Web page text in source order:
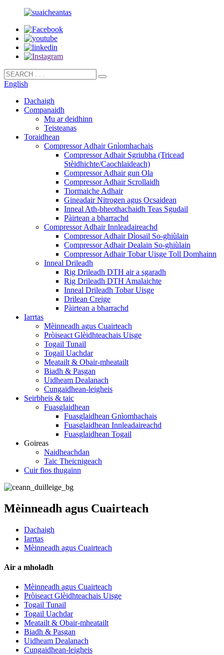
English
Dachaigh
Companaidh
Mu ar deidhinn
Teisteanas
Toraidhean
Compressor Adhair Gnìomhachais
Compressor Adhair Sgriubha (Tricead
Stèidhichte/Caochlaideach)
Compressor Adhair gun Ola
Compressor Adhair Scrollaidh
Tiormaiche Adhair
Gineadair Nitrogen agus Ocsaidean
Inneal Ath-bheothachaidh Teas Sgudail
Pàirtean a bharrachd
Compressor Adhair Innleadaireachd
Compressor Adhair Dìosail So-ghiùlain
Compressor Adhair Dealain So-ghiùlain
Compressor Adhair Tobar Uisge Toll Domhainn
Inneal Drileadh
Rig Drileadh DTH air a sgaradh
Rig Drileadh DTH Amalaichte
Inneal Drileadh Tobar Uisge
Drilean Creige
Pàirtean a bharrachd
Iarrtas
Mèinneadh agus Cuairteach
Pròiseact Glèidhteachais Uisge
Togail Tunail
Togail Uachdar
Meatailt & Obair-mheatailt
Biadh & Pasgan
Uidheam Dealanach
Cungaidhean-leigheis
Seirbheis & taic
Fuasglaidhean
Fuasglaidhean Gnìomhachais
Fuasglaidhean Innleadaireachd
Fuasglaidhean Togail
Goireas
Naidheachdan
Taic Theicnigeach
Cuir fios thugainn
Mèinneadh agus Cuairteach
Dachaigh
Iarrtas
Mèinneadh agus Cuairteach
Air a mholadh
Mèinneadh agus Cuairteach
Pròiseact Glèidhteachais Uisge
Togail Tunail
Togail Uachdar
Meatailt & Obair-mheatailt
Biadh & Pasgan
Uidheam Dealanach
Cungaidhean-leigheis